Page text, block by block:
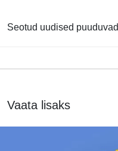
Seotud uudised puuduvad
Vaata lisaks